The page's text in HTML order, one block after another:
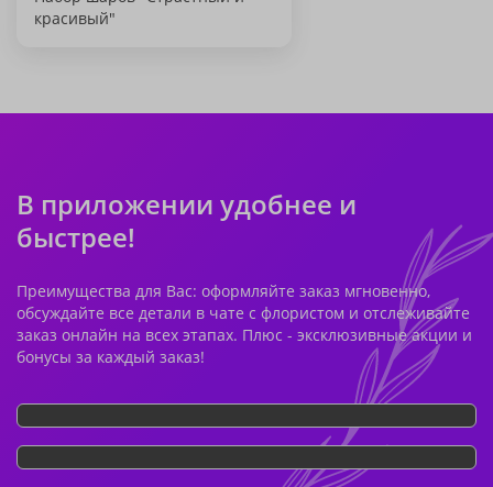
красивый"
В приложении удобнее и
быстрее!
Преимущества для Вас: оформляйте заказ мгновенно,
обсуждайте все детали в чате с флористом и отслеживайте
заказ онлайн на всех этапах. Плюс - эксклюзивные акции и
бонусы за каждый заказ!